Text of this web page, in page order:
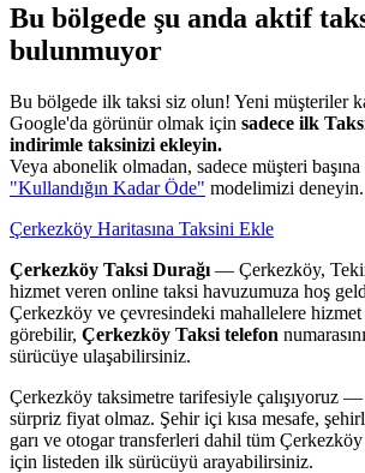
Bu bölgede şu anda aktif
bulunmuyor
Bu bölgede ilk taksi siz olun! Yeni müşteriler
Google'da görünür olmak için sadece ilk
indirimle taksinizi ekleyin.
Veya abonelik olmadan, sadece müşteri
"Kullandığın Kadar Öde" modelimizi deneyin.
Çerkezköy Haritasına Taksini Ekle
Çerkezköy Taksi Durağı — Çerkezköy,
hizmet veren online taksi havuzumuza hoş
Çerkezköy ve çevresindeki mahallelere
görebilir, Çerkezköy Taksi telefon
sürücüye ulaşabilirsiniz.
Çerkezköy taksimetre tarifesiyle çalışıyoruz —
sürpriz fiyat olmaz. Şehir içi kısa mesafe,
garı ve otogar transferleri dahil tüm
için listeden ilk sürücüyü arayabilirsiniz.